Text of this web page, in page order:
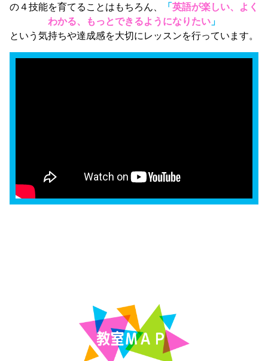
の４技能を育てることはもちろん、
「英語が楽しい、よく
わかる、もっとできるようになりたい 」
という気持ちや達成感を大切にレッスンを行っています。